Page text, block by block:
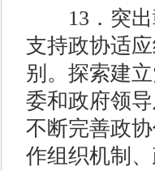
13．突出
支持政协适
别。探索建
委和政府领
不断完善政
作组织机制